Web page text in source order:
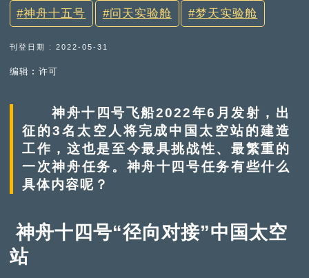
神舟十五号 问天实验舱 梦天实验舱
刊登日期 : 2022-05-31
编辑︰许可
神舟十四号飞船2022年6月发射，出
征的3名太空人将完成中国太空站的建造
工作，这也是至今最具挑战性、最繁重的
一次神舟任务。神舟十四号任务有些什么
具体内容呢？
神舟十四号“径向对接”中国太空
站